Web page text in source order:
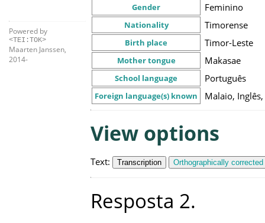
Powered by
<TEI:TOK>
Maarten Janssen,
2014-
Gender Feminino
Nationality Timorense
Birth place Timor-Leste
Mother tongue Makasae
School language Português
Foreign language(s) known Malaio,
View options
Text: Transcription Orthographically
Resposta 2.